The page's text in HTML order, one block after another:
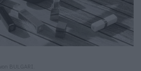
BULGARI.